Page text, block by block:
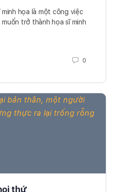
họa là một công việc
trở thành họa sĩ minh
0
thứ